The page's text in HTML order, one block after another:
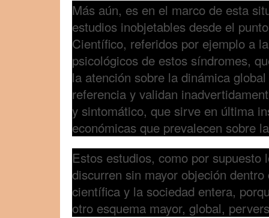
Más aún, es en el marco de esta
estudios inobjetables desde el
Científico, referidos por ejemplo a
psicológicos de estos síndromes,
la atención sobre la dinámica
referencia y validan
y sintomático, que sirve en última
económicas que prevalecen sobre
Estos estudios, como por supuesto
discurren sin mayor objeción
científica y la sociedad entera,
otro esquema mayor, global,